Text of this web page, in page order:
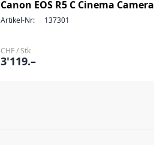
Canon EOS R5 C Cinema Camera
Artikel-Nr: 137301
CHF / Stk
3'119.–